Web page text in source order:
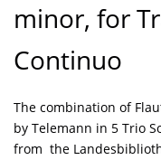
minor, for
Continuo
The combination of
by Telemann in 5 Trio
from the